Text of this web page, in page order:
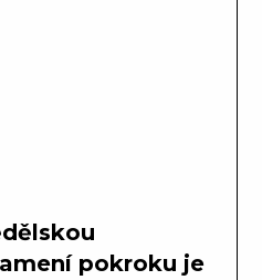
pokroku je